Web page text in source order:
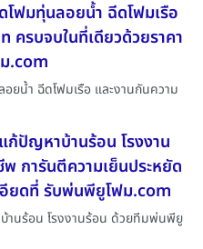
โฟมทุ่นลอยน้ำ ฉีดโฟมเรือ
ครบจบในที่เดียวด้วยราคา
.com
ยน้ำ ฉีดโฟมเรือ และงานกันความ
ปัญหาบ้านร้อน โรงงาน
การันตีความเย็นประหยัด
ยดที่ รับพ่นพียูโฟม.com
านร้อน โรงงานร้อน ด้วยทีมพ่นพียู